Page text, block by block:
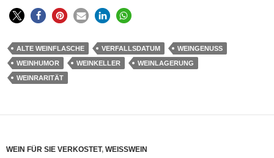
ALTE WEINFLASCHE VERFALLSDATUM
WEINGENUSS
WEINHUMOR
WEINKELLER
WEINLAGERUNG
WEINRARITÄT
WEIN FÜR SIE VERKOSTET, WEISSWEIN